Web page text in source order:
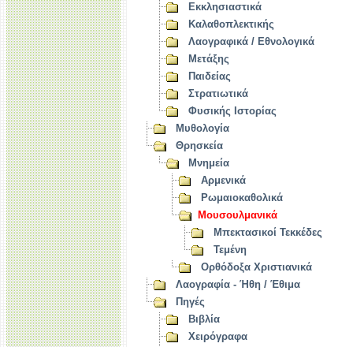
Εκκλησιαστικά
Καλαθοπλεκτικής
Λαογραφικά / Εθνολογικά
Μετάξης
Παιδείας
Στρατιωτικά
Φυσικής Ιστορίας
Μυθολογία
Θρησκεία
Μνημεία
Αρμενικά
Ρωμαιοκαθολικά
Μουσουλμανικά
Μπεκτασικοί Τεκκέδες
Τεμένη
Ορθόδοξα Χριστιανικά
Λαογραφία - Ήθη / Έθιμα
Πηγές
Βιβλία
Χειρόγραφα